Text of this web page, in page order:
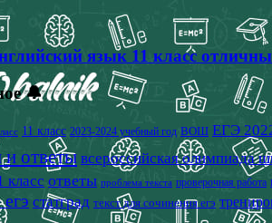
язык 11 класс
🔔
11 класс 2023-2024 учебный год ВОШ ЕГЭ
и ответы всероссийская олимпиада
класс ответы проблема текста проверочная работа
статград текст для сочинения егэ